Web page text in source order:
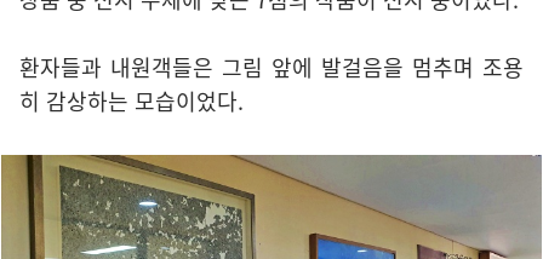
환자들과 내원객들은 그림 앞에 발걸음을 멈추며 조용
히 감상하는 모습이었다.